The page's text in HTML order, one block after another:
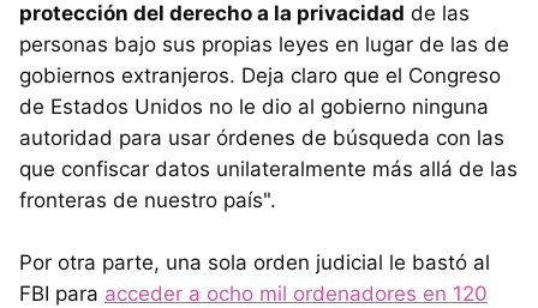
protección del derecho a la privacidad de las
personas bajo sus propias leyes en lugar de las de
gobiernos extranjeros. Deja claro que el Congreso
de Estados Unidos no le dio al gobierno ninguna
autoridad para usar órdenes de búsqueda con las
que confiscar datos unilateralmente más allá de las
fronteras de nuestro país".
Por otra parte, una sola orden judicial le bastó al
FBI para acceder a ocho mil ordenadores en 120